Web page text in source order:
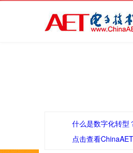
什么是数字化转型
点击查看